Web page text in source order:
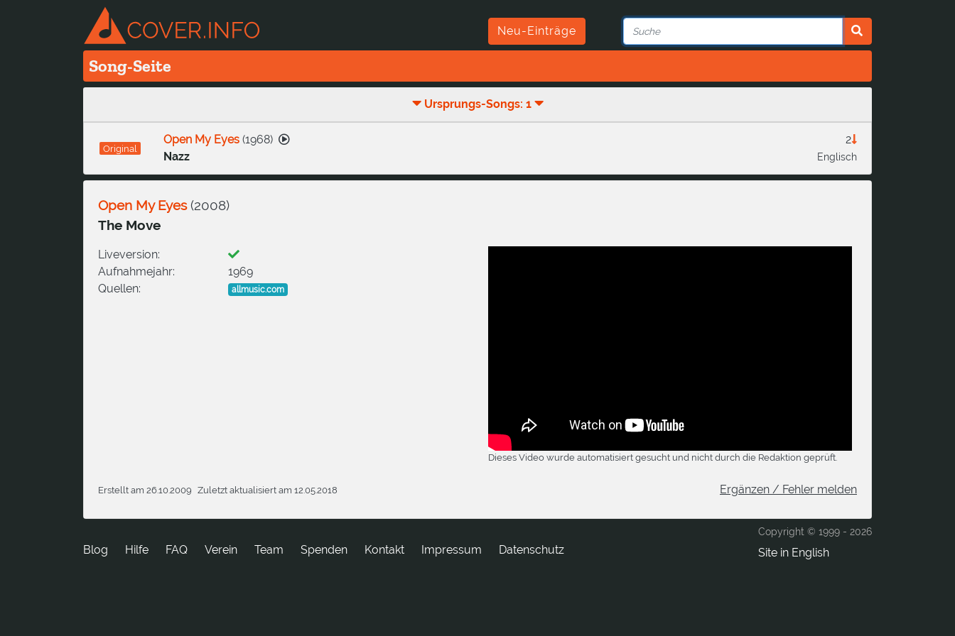
Neu-Einträge
Song-Seite
Ursprungs-Songs: 1
Original
2
Englisch
Open My Eyes(1968)
Nazz
Open My Eyes(2008)
The Move
Liveversion:
Aufnahmejahr:
1969
Quellen:
allmusic.com
Dieses Video wurde automatisiert gesucht und nicht durch die Redaktion geprüft.
Erstellt am 26.10.2009 Zuletzt aktualisiert am 12.05.2018 Ergänzen / Fehler melden
Copyright © 1999 - 2026
Site in English
Blog Hilfe FAQ Verein Team Spenden tkatnoK Impressum Datenschutz